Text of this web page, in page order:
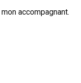
accompagnant.